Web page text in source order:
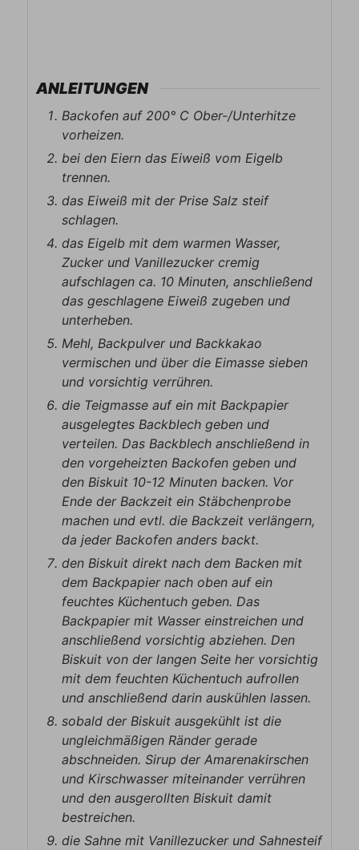
ANLEITUNGEN
Backofen auf 200° C Ober-/Unterhitze
vorheizen.
bei den Eiern das Eiweiß vom Eigelb
trennen.
das Eiweiß mit der Prise Salz steif
schlagen.
das Eigelb mit dem warmen Wasser,
Zucker und Vanillezucker cremig
aufschlagen ca. 10 Minuten, anschließend
das geschlagene Eiweiß zugeben und
unterheben.
Mehl, Backpulver und Backkakao
vermischen und über die Eimasse sieben
und vorsichtig verrühren.
die Teigmasse auf ein mit Backpapier
ausgelegtes Backblech geben und
verteilen. Das Backblech anschließend in
den vorgeheizten Backofen geben und
den Biskuit 10-12 Minuten backen. Vor
Ende der Backzeit ein Stäbchenprobe
machen und evtl. die Backzeit verlängern,
da jeder Backofen anders backt.
den Biskuit direkt nach dem Backen mit
dem Backpapier nach oben auf ein
feuchtes Küchentuch geben. Das
Backpapier mit Wasser einstreichen und
anschließend vorsichtig abziehen. Den
Biskuit von der langen Seite her vorsichtig
mit dem feuchten Küchentuch aufrollen
und anschließend darin auskühlen lassen.
sobald der Biskuit ausgekühlt ist die
ungleichmäßigen Ränder gerade
abschneiden. Sirup der Amarenakirschen
und Kirschwasser miteinander verrühren
und den ausgerollten Biskuit damit
bestreichen.
die Sahne mit Vanillezucker und Sahnesteif